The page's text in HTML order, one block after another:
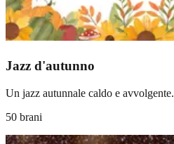
Jazz d'autunno
Un jazz autunnale caldo e avvolgente.
50 brani